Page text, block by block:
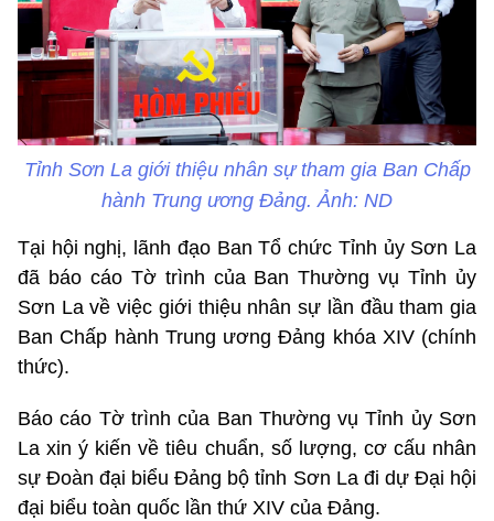
Tỉnh Sơn La giới thiệu nhân sự tham gia Ban Chấp
hành Trung ương Đảng. Ảnh: ND
Tại hội nghị, lãnh đạo Ban Tổ chức Tỉnh ủy Sơn La
đã báo cáo Tờ trình của Ban Thường vụ Tỉnh ủy
Sơn La về việc giới thiệu nhân sự lần đầu tham gia
Ban Chấp hành Trung ương Đảng khóa XIV (chính
thức).
Báo cáo Tờ trình của Ban Thường vụ Tỉnh ủy Sơn
La xin ý kiến về tiêu chuẩn, số lượng, cơ cấu nhân
sự Đoàn đại biểu Đảng bộ tỉnh Sơn La đi dự Đại hội
đại biểu toàn quốc lần thứ XIV của Đảng.